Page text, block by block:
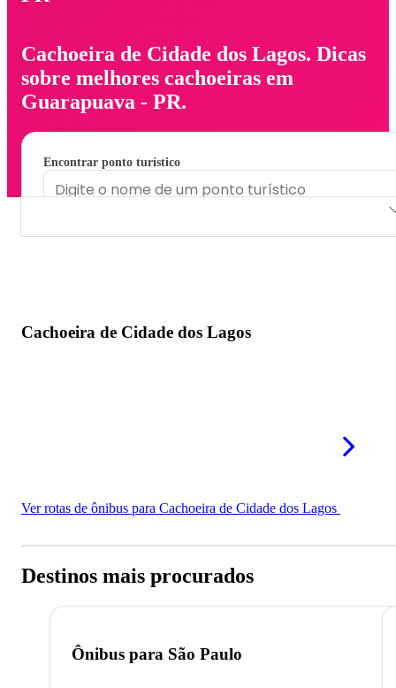
Cachoeira de Cidade dos Lagos. Dicas
sobre melhores cachoeiras em
Guarapuava - PR.
Encontrar ponto turístico
Cachoeira de Cidade dos Lagos
Ver rotas de ônibus para Cachoeira de Cidade dos Lagos
Destinos mais procurados
Ônibus para São Paulo